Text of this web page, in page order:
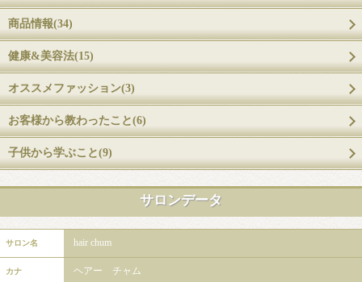
商品情報(34)
健康&美容法(15)
オススメファッション(3)
お客様から教わったこと(6)
子供から学ぶこと(9)
サロンデータ
サロン名 hair chum
カナ ヘアー チャム